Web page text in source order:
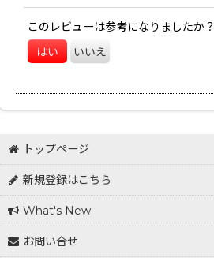
このレビューは参考になりましたか？
はい いいえ
トップページ
新規登録はこちら
What's New
お問い合せ